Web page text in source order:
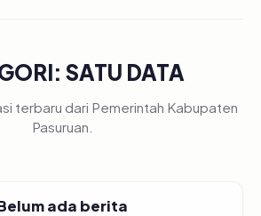
SATU DATA
terbaru dari Pemerintah Kabupaten
Pasuruan.
ada berita